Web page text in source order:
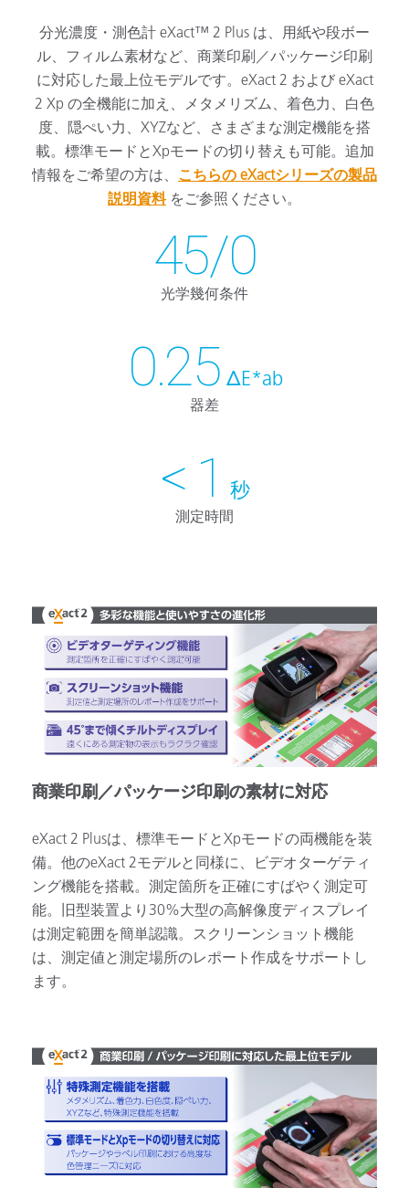
分光濃度・測色計 eXact™ 2 Plus は、用紙や段ボー
ル、フィルム素材など、商業印刷／パッケージ印刷
に対応した最上位モデルです。eXact 2 および eXact
2 Xp の全機能に加え、メタメリズム、着色力、白色
度、隠ぺい力、XYZなど、さまざまな測定機能を搭
載。標準モードとXpモードの切り替えも可能。追加
情報をご希望の方は、 こちらの eXactシリーズの製品
説明資料をご参照ください。
45/0
光学幾何条件
0.25 ΔE*ab
器差
< 1 秒
測定時間
商業印刷／パッケージ印刷の素材に対応
eXact 2 Plusは、標準モードとXpモードの両機能を装
備。他のeXact 2モデルと同様に、ビデオターゲティ
ング機能を搭載。測定箇所を正確にすばやく測定可
能。旧型装置より30%大型の高解像度ディスプレイ
は測定範囲を簡単認識。スクリーンショット機能
は、測定値と測定場所のレポート作成をサポートし
ます。